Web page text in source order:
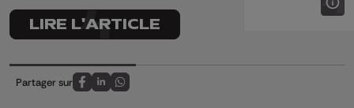
LIRE L'ARTICLE
Partager sur
Partagez sur FaceBook
Partagez sur LinkedIn
Partagez sur Whatsapp